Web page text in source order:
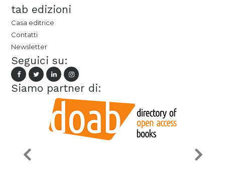
tab edizioni
Casa editrice
Contatti
Newsletter
Seguici su:
Siamo partner di: